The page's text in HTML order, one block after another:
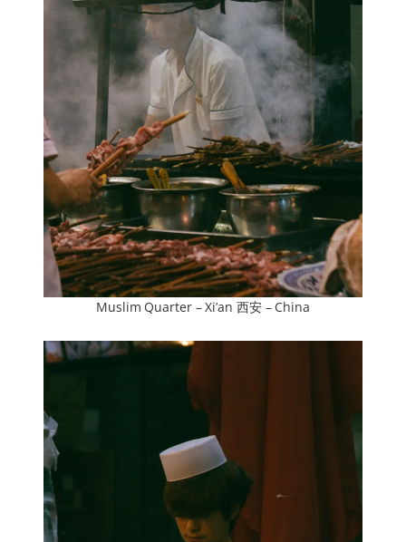
Muslim Quarter – Xi’an 西安 – China